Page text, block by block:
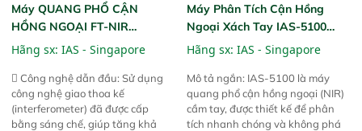
Máy QUANG PHỔ CẬN
HỒNG NGOẠI FT-NIR
Analyzer Vista-R
Hãng sx: IAS - Singapore
 Công nghệ dẫn đầu: Sử dụng
công nghệ giao thoa kế
(interferometer) đã được cấp
bằng sáng chế, giúp tăng khả
Máy Phân Tích Cận Hồng
Ngoại Xách Tay IAS-5100
(Portable NIR Analyzer)
Hãng sx: IAS - Singapore
Mô tả ngắn: IAS-5100 là máy
quang phổ cận hồng ngoại (NIR)
cầm tay, được thiết kế để phân
tích nhanh chóng và không phá